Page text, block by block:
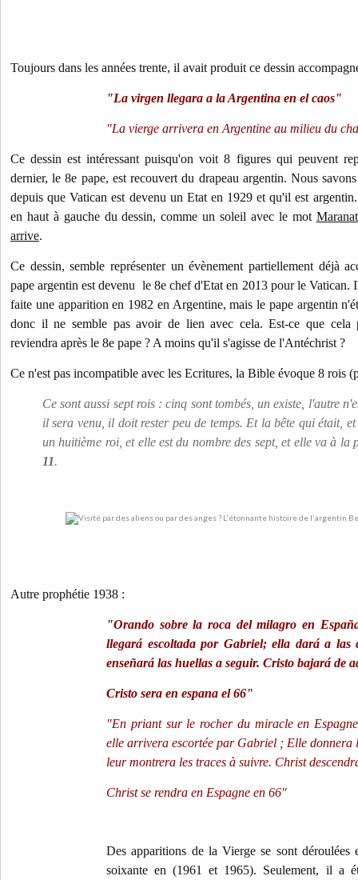
Toujours dans les années trente, il avait produit ce dessin
"La virgen llegara a la Argentina en el caos"
"La vierge arrivera en Argentine au milieu du
Ce dessin est intéressant puisqu'on voit 8 figures qui peuvent
dernier, le 8e pape, est recouvert du drapeau argentin. Nous
depuis que Vatican est devenu un Etat en 1929 et qu'il est
en haut à gauche du dessin, comme un soleil avec le mot
arrive.
Ce dessin, semble représenter un évènement partiellement déjà
pape argentin est devenu le 8e chef d'Etat en 2013 pour le Vatican.
faite une apparition en 1982 en Argentine, mais le pape argentin
donc il ne semble pas avoir de lien avec cela. Est-ce que
reviendra après le 8e pape ? A moins qu'il s'agisse de l'Antéchrist ?
Ce n'est pas incompatible avec les Ecritures, la Bible évoque 8 rois
Ce sont aussi sept rois : cinq sont tombés, un existe, l'autre
il sera venu, il doit rester peu de temps. Et la bête qui était,
un huitième roi, et elle est du nombre des sept, et elle va à la
11.
Autre prophétie 1938 :
"Orando sobre la roca del milagro en
llegará escoltada por Gabriel; ella dará a las
enseñará las huellas a seguir. Cristo bajará de
Cristo sera en espana el 66"
"En priant sur le rocher du miracle en
elle arrivera escortée par Gabriel ; Elle donnera
leur montrera les traces à suivre. Christ
Christ se rendra en Espagne en 66"
Des apparitions de la Vierge se sont déroulées
soixante en (1961 et 1965). Seulement, il a